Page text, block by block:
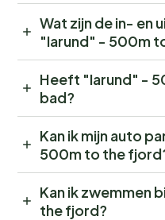
Wat zijn de in- en
"Iarund" - 500m
Heeft "Iarund" -
bad?
Kan ik mijn auto
500m to the
Kan ik zwemmen
the fjord?